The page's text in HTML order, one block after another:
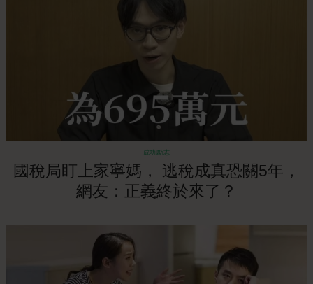
成功勵志
國稅局盯上家寧媽， 逃稅成真恐關5年，
網友：正義終於來了？